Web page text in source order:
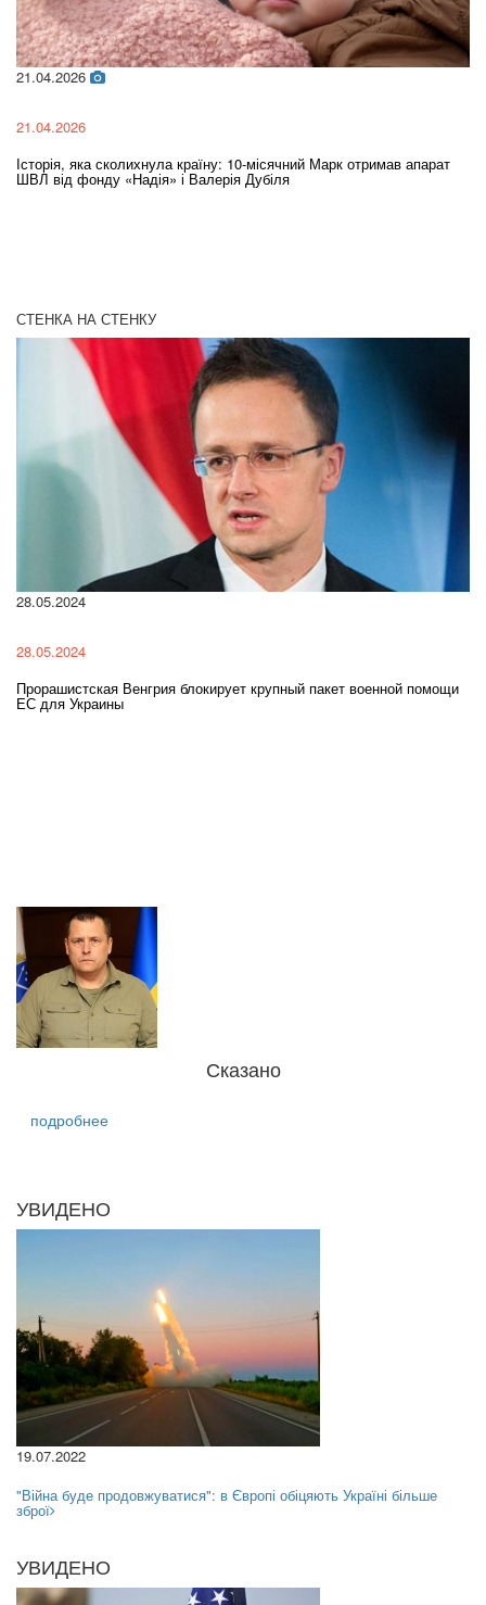
21.04.2026
21.04.2026
Історія, яка сколихнула країну: 10-місячний Марк отримав апарат
ШВЛ від фонду «Надія» і Валерія Дубіля
СТЕНКА НА СТЕНКУ
28.05.2024
28.05.2024
Прорашистская Венгрия блокирует крупный пакет военной помощи
ЕС для Украины
Сказано
подробнее
УВИДЕНО
19.07.2022
"Війна буде продовжуватися": в Європі обіцяють Україні більше
зброї
УВИДЕНО